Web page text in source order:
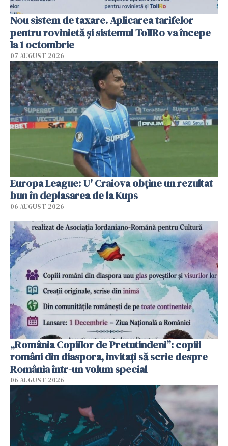
Nou sistem de taxare. Aplicarea tarifelor
pentru rovinietă şi sistemul TollRo va începe
la 1 octombrie
07 AUGUST 2026
Europa League: U' Craiova obține un rezultat
bun în deplasarea de la Kups
06 AUGUST 2026
„România Copiilor de Pretutindeni”: copiii
români din diaspora, invitați să scrie despre
România într-un volum special
06 AUGUST 2026